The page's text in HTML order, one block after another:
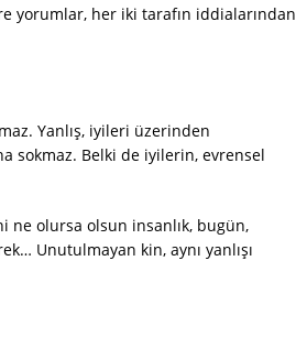
yorumlar, her iki tarafın iddialarından
Yanlış, iyileri üzerinden
sokmaz. Belki de iyilerin, evrensel
olursa olsun insanlık, bugün,
Unutulmayan kin, aynı yanlışı